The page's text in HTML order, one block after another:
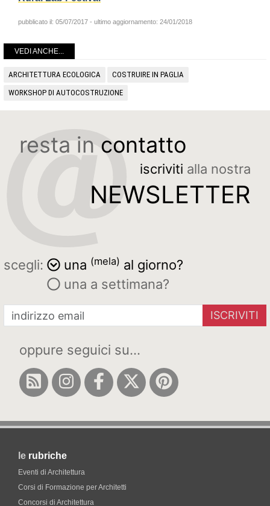
pubblicato il: 05/07/2017 - ultimo aggiornamento: 24/01/2018
VEDI ANCHE...
ARCHITETTURA ECOLOGICA
COSTRUIRE IN PAGLIA
WORKSHOP DI AUTOCOSTRUZIONE
resta in contatto
iscriviti alla nostra
NEWSLETTER
scegli: una (mela) al giorno?
una a settimana?
ISCRIVITI
oppure seguici su...
le rubriche
Eventi di Architettura
Corsi di Formazione per Architetti
Concorsi di Architettura